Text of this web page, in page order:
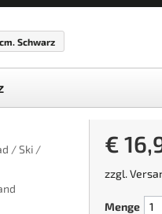
Schwarz
/ Ski /
€
zzgl.
Menge